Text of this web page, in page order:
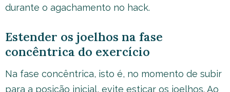
durante o agachamento no hack.
Estender os joelhos na fase
concêntrica do exercício
Na fase concêntrica, isto é, no momento de subir
para a posição inicial, evite esticar os joelhos. Ao